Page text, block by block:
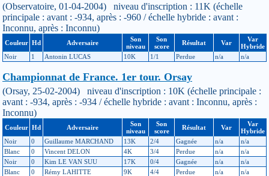
(Observatoire, 01-04-2004) niveau d'inscription : 11K (échelle
principale : avant : -934, après : -960 / échelle hybride : avant :
Inconnu, après : Inconnu)
Couleur Hd Adversaire
Son
niveau
Son
score
Résultat Var
Var
Hybride
Noir
1 Antonin LUCAS 10K 1/1 Perdue n/a n/a
Championnat de France. 1er tour. Orsay
(Orsay, 25-02-2004) niveau d'inscription : 10K (échelle principale :
avant : -934, après : -934 / échelle hybride : avant : Inconnu, après :
Inconnu)
Couleur Hd Adversaire
Son
niveau
Son
score
Résultat Var
Var
Hybride
Noir
0 Guillaume MARCHAND 13K 2/4 Gagnée n/a
n/a
Blanc
0 Vincent DELON 4K 3/4 Perdue n/a
n/a
Noir
0 Kim LE VAN SUU 17K 0/4 Gagnée n/a
n/a
Blanc
0 Rémy LAHITTE 9K 4/4 Perdue n/a n/a